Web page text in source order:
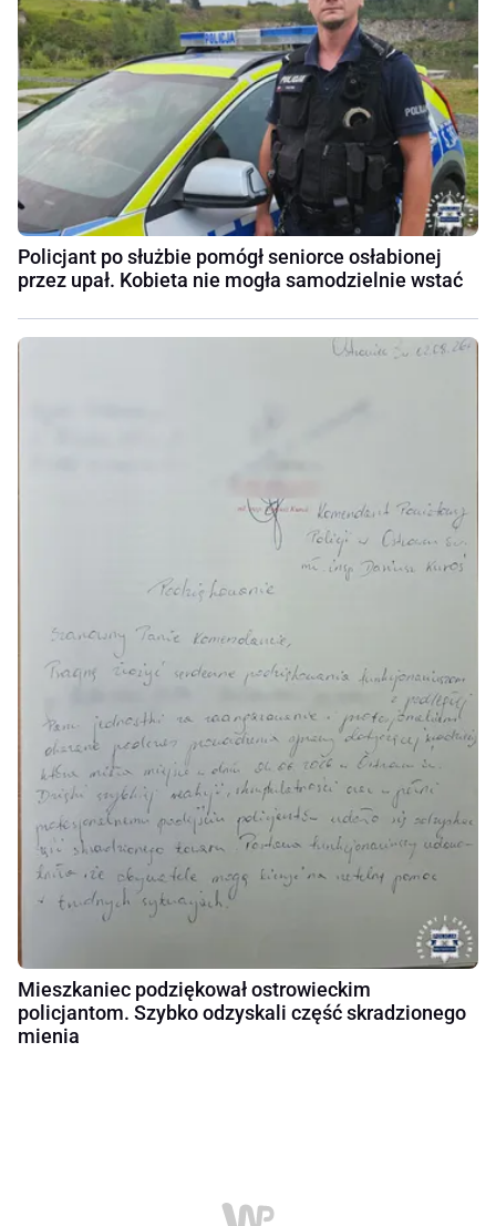
Policjant po służbie pomógł seniorce osłabionej
przez upał. Kobieta nie mogła samodzielnie wstać
Mieszkaniec podziękował ostrowieckim
policjantom. Szybko odzyskali część skradzionego
mienia